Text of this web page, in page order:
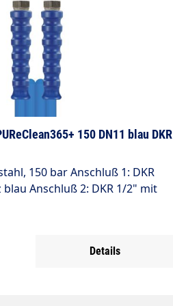
150 DN11 blau DKR
Anschluß 1: DKR
Anschluß 2: DKR 1/2" mit
kpl. aus Edelstahl
2004, (EU) Nr. 10/2011 und
Details